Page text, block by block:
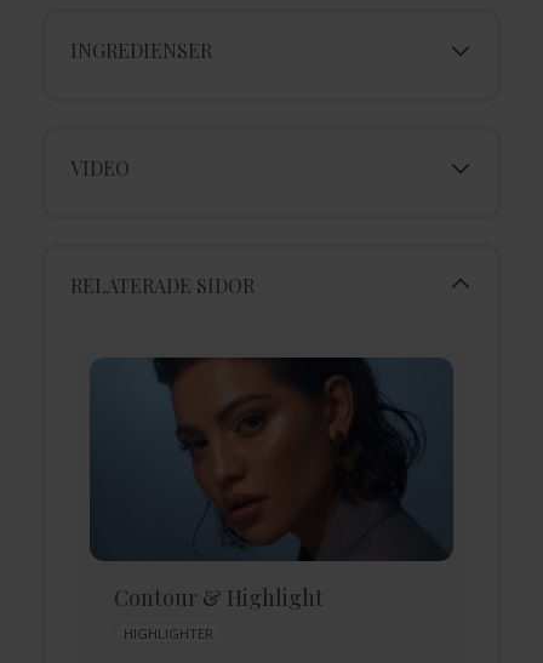
INGREDIENSER
VIDEO
RELATERADE SIDOR
Contour & Highlight
HIGHLIGHTER